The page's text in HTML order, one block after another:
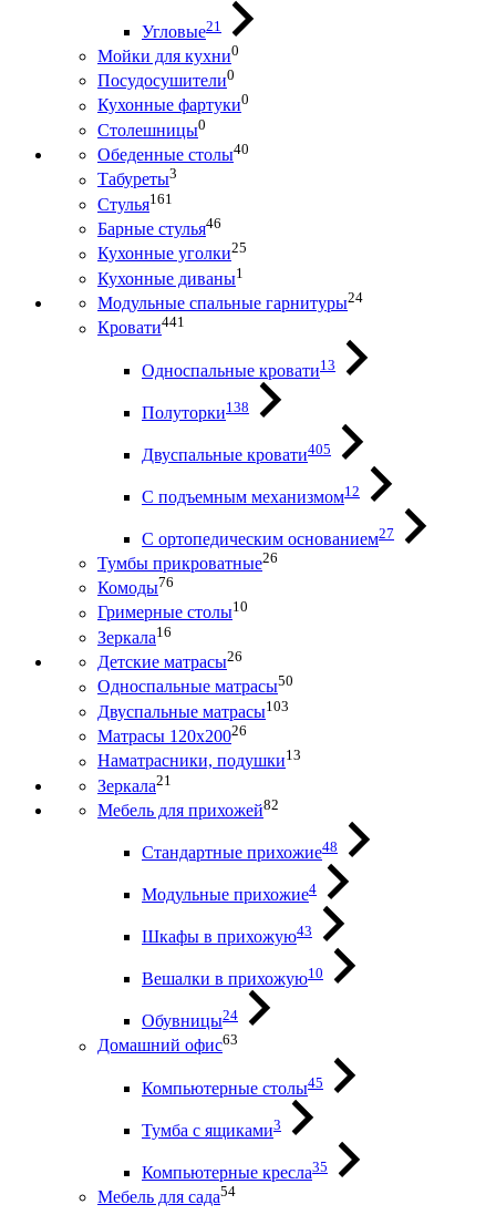
Угловые21
Мойки для кухни0
Посудосушители0
Кухонные фартуки0
Столешницы0
Обеденные столы40
Табуреты3
Стулья161
Барные стулья46
Кухонные уголки25
Кухонные диваны1
Модульные спальные гарнитуры24
Кровати441
Односпальные кровати13
Полуторки138
Двуспальные кровати405
С подъемным механизмом12
С ортопедическим основанием27
Тумбы прикроватные26
Комоды76
Гримерные столы10
Зеркала16
Детские матрасы26
Односпальные матрасы50
Двуспальные матрасы103
Матрасы 120х20026
Наматрасники, подушки13
Зеркала21
Мебель для прихожей82
Стандартные прихожие48
Модульные прихожие4
Шкафы в прихожую43
Вешалки в прихожую10
Обувницы24
Домашний офис63
Компьютерные столы45
Тумба с ящиками3
Компьютерные кресла35
Мебель для сада54